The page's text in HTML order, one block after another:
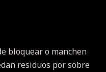
bloquear o manchen
residuos por sobre